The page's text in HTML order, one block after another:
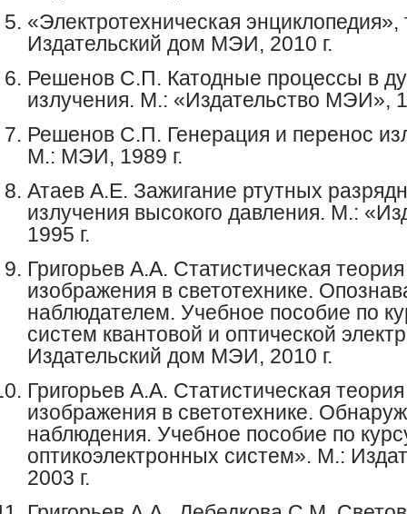
«Электротехническая
Издательский дом МЭИ, 2010 г.
Решенов С.П. Катодные процессы в
излучения. М.: «Издательство МЭИ»,
Решенов С.П. Генерация и перенос
М.: МЭИ, 1989 г.
Атаев А.Е. Зажигание ртутных
излучения высокого давления. М.:
1995 г.
Григорьев А.А. Статистическая
изображения в светотехнике.
наблюдателем. Учебное пособие по
систем квантовой и оптической
Издательский дом МЭИ, 2010 г.
Григорьев А.А. Статистическая
изображения в светотехнике.
наблюдения. Учебное пособие по
оптикоэлектронных систем». М.:
2003 г.